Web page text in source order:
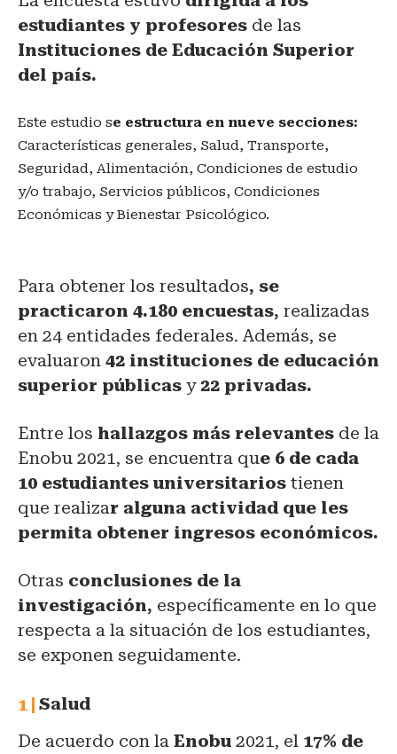
estudiantes y profesores de las
Instituciones de Educación Superior
del país.
Este estudio se estructura en nueve secciones:
Características generales, Salud, Transporte,
Seguridad, Alimentación, Condiciones de estudio
y/o trabajo, Servicios públicos, Condiciones
Económicas y Bienestar Psicológico.
Para obtener los resultados, se
practicaron 4.180 encuestas, realizadas
en 24 entidades federales. Además, se
evaluaron 42 instituciones de educación
superior públicas y22 privadas.
Entre los hallazgos más relevantes de la
Enobu 2021, se encuentra que 6 de cada
10 estudiantes universitarios tienen
que realizar alguna actividad que les
permita obtener ingresos económicos.
Otras conclusiones de la
investigación, específicamente en lo que
respecta a la situación de los estudiantes,
se exponen seguidamente.
Salud
De acuerdo con la Enobu 2021, el 17% de